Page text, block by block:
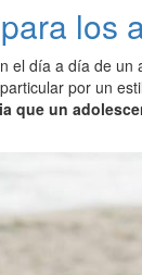
los
el día a día de
por un
que un